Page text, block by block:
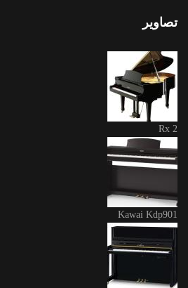
تصاویر
Rx 2
Kawai Kdp901